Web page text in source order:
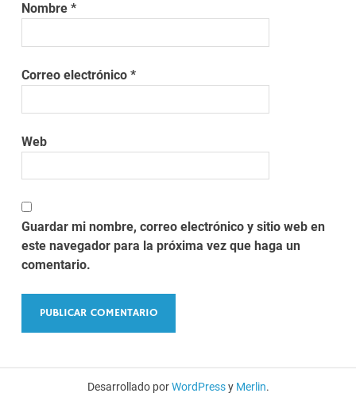
Nombre*
Correo electrónico*
Web
Guardar mi nombre, correo electrónico y sitio web en
este navegador para la próxima vez que haga un
comentario.
Desarrollado porWordPressy Merlin.